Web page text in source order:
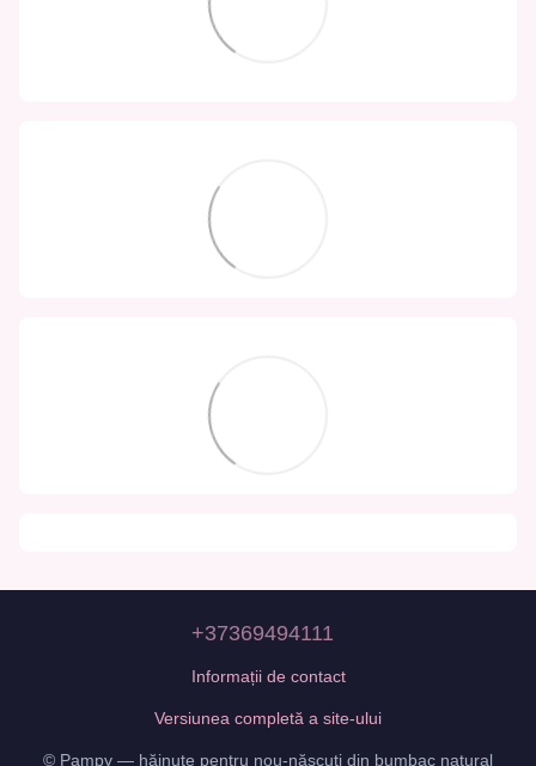
+37369494111
Informații de contact
Versiunea completă a site-ului
© Pampy — hăinuțe pentru nou-născuți din bumbac natural